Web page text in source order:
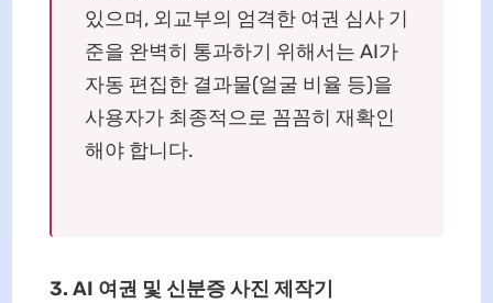
있으며, 외교부의 엄격한 여권 심사 기
준을 완벽히 통과하기 위해서는 AI가
자동 편집한 결과물(얼굴 비율 등)을
사용자가 최종적으로 꼼꼼히 재확인
해야 합니다.
3. AI 여권 및 신분증 사진 제작기